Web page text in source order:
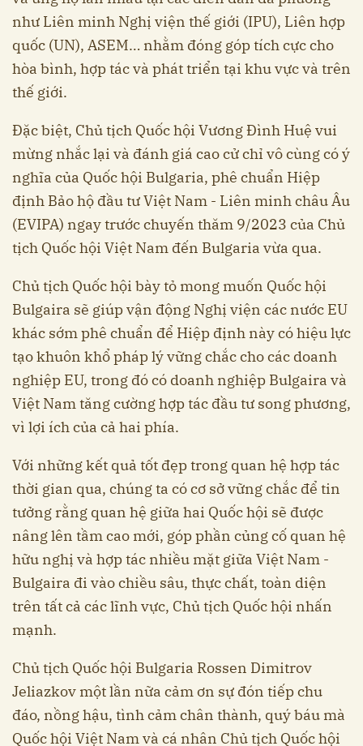
như Liên minh Nghị viện thế giới (IPU), Liên hợp
quốc (UN), ASEM… nhằm đóng góp tích cực cho
hòa bình, hợp tác và phát triển tại khu vực và trên
thế giới.
Đặc biệt, Chủ tịch Quốc hội Vương Đình Huệ vui
mừng nhắc lại và đánh giá cao cử chỉ vô cùng có ý
nghĩa của Quốc hội Bulgaria, phê chuẩn Hiệp
định Bảo hộ đầu tư Việt Nam - Liên minh châu Âu
(EVIPA) ngay trước chuyến thăm 9/2023 của Chủ
tịch Quốc hội Việt Nam đến Bulgaria vừa qua.
Chủ tịch Quốc hội bày tỏ mong muốn Quốc hội
Bulgaira sẽ giúp vận động Nghị viện các nước EU
khác sớm phê chuẩn để Hiệp định này có hiệu lực
tạo khuôn khổ pháp lý vững chắc cho các doanh
nghiệp EU, trong đó có doanh nghiệp Bulgaira và
Việt Nam tăng cường hợp tác đầu tư song phương,
vì lợi ích của cả hai phía.
Với những kết quả tốt đẹp trong quan hệ hợp tác
thời gian qua, chúng ta có cơ sở vững chắc để tin
tưởng rằng quan hệ giữa hai Quốc hội sẽ được
nâng lên tầm cao mới, góp phần củng cố quan hệ
hữu nghị và hợp tác nhiều mặt giữa Việt Nam -
Bulgaira đi vào chiều sâu, thực chất, toàn diện
trên tất cả các lĩnh vực, Chủ tịch Quốc hội nhấn
mạnh.
Chủ tịch Quốc hội Bulgaria Rossen Dimitrov
Jeliazkov một lần nữa cảm ơn sự đón tiếp chu
đáo, nồng hậu, tình cảm chân thành, quý báu mà
Quốc hội Việt Nam và cá nhân Chủ tịch Quốc hội